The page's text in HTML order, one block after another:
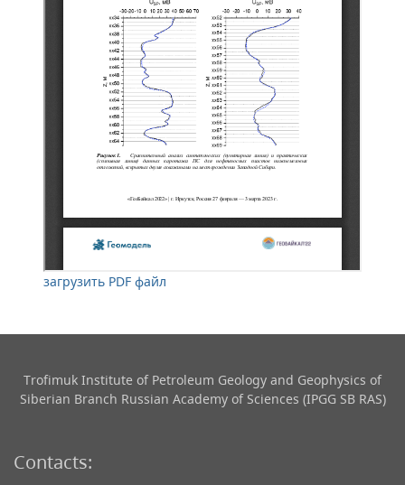
загрузить PDF файл
Trofimuk Institute of Petroleum Geology and Geophysics​ of
Siberian Branch Russian Academy of Sciences (IPGG SB RAS)
Contacts: